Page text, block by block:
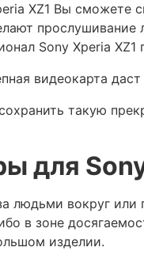
XZ1 Вы сможете
Sony Xperia
видеокарта
такую
для
людьми вокруг или
в зоне
изделии.